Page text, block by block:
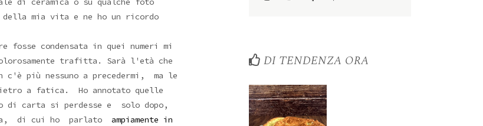
mia vita e ne ho un ricordo
condensata in quei numeri mi
trafitta. Sarà l'età che
c'è più nessuno a precedermi, ma le
a fatica. Ho annotato quelle
di carta si perdesse e solo dopo,
di cui ho parlato ampiamente in
DI TENDENZA ORA